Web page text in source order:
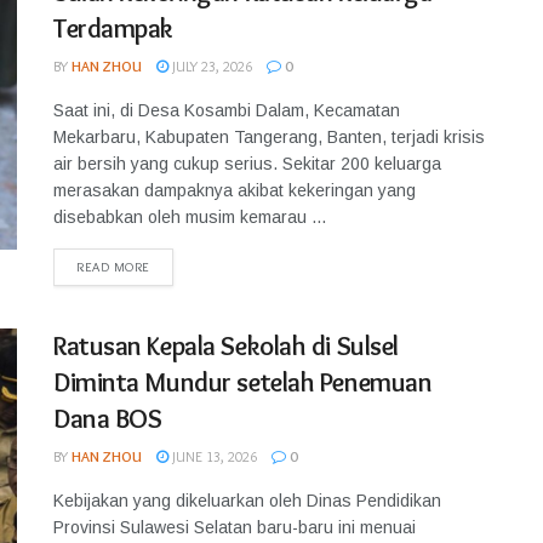
Terdampak
BY HAN ZHOU JULY 23, 2026 0
Saat ini, di Desa Kosambi Dalam, Kecamatan
Mekarbaru, Kabupaten Tangerang, Banten, terjadi krisis
air bersih yang cukup serius. Sekitar 200 keluarga
merasakan dampaknya akibat kekeringan yang
disebabkan oleh musim kemarau ...
READ MORE
Ratusan Kepala Sekolah di Sulsel
Diminta Mundur setelah Penemuan
Dana BOS
BY HAN ZHOU JUNE 13, 2026 0
Kebijakan yang dikeluarkan oleh Dinas Pendidikan
Provinsi Sulawesi Selatan baru-baru ini menuai